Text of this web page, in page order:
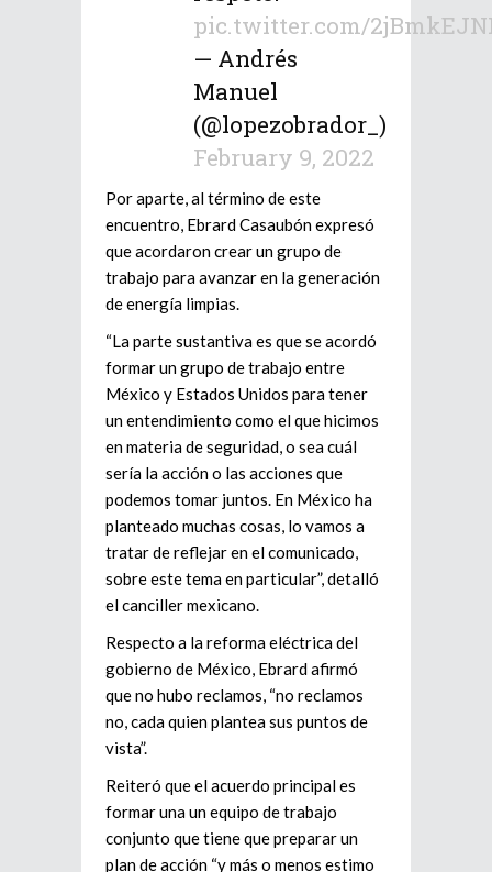
pic.twitter.com/
— Andrés
Manuel
(@lopezobrador_)
February 9, 2022
Por aparte, al término de este
encuentro, Ebrard Casaubón expresó
que acordaron crear un grupo de
trabajo para avanzar en la generación
de energía limpias.
“La parte sustantiva es que se acordó
formar un grupo de trabajo entre
México y Estados Unidos para tener
un entendimiento como el que hicimos
en materia de seguridad, o sea cuál
sería la acción o las acciones que
podemos tomar juntos. En México ha
planteado muchas cosas, lo vamos a
tratar de reflejar en el comunicado,
sobre este tema en particular”, detalló
el canciller mexicano.
Respecto a la reforma eléctrica del
gobierno de México, Ebrard afirmó
que no hubo reclamos, “no reclamos
no, cada quien plantea sus puntos de
vista”.
Reiteró que el acuerdo principal es
formar una un equipo de trabajo
conjunto que tiene que preparar un
plan de acción “y más o menos estimo